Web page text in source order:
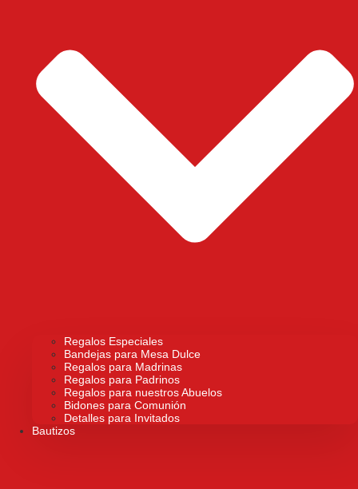
Regalos Especiales
Bandejas para Mesa Dulce
Regalos para Madrinas
Regalos para Padrinos
Regalos para nuestros Abuelos
Bidones para Comunión
Detalles para Invitados
Bautizos